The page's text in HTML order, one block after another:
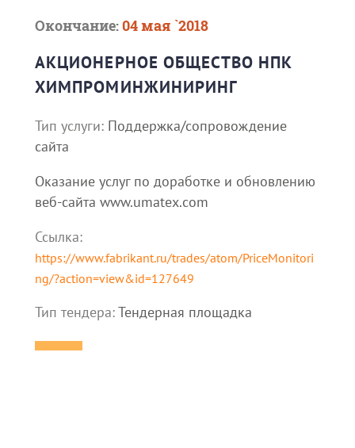
Окончание:04 мая `2018
АКЦИОНЕРНОЕ ОБЩЕСТВО НПК
ХИМПРОМИНЖИНИРИНГ
Тип услуги: Поддержка/сопровождение
сайта
Оказание услуг по доработке и обновлению
веб-сайта www.umatex.com
Ссылка:
https://www.fabrikant.ru/trades/atom/PriceMonitori
ng/?action=view&id=127649
Тип тендера:Тендерная площадка